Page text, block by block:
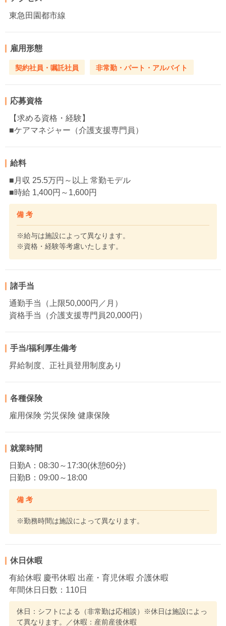
東急田園都市線
雇用形態
契約社員・嘱託社員 非常勤・パート・アルバイト
応募資格
【求める資格・経験】
■ケアマネジャー（介護支援専門員）
給料
■月収 25.5万円～以上 常勤モデル
■時給 1,400円～1,600円
備 考
※給与は施設によって異なります。
※資格・経験等考慮いたします。
諸手当
通勤手当（上限50,000円／月）
資格手当（介護支援専門員20,000円）
手当/福利厚生備考
昇給制度、正社員登用制度あり
各種保険
雇用保険 労災保険 健康保険
就業時間
日勤A：08:30～17:30(休憩60分)
日勤B：09:00～18:00
備 考
※勤務時間は施設によって異なります。
休日休暇
有給休暇 慶弔休暇 出産・育児休暇 介護休暇
年間休日日数：110日
休日：シフトによる（非常勤は応相談）※休日は施設によっ
て異なります。／休暇：産前産後休暇